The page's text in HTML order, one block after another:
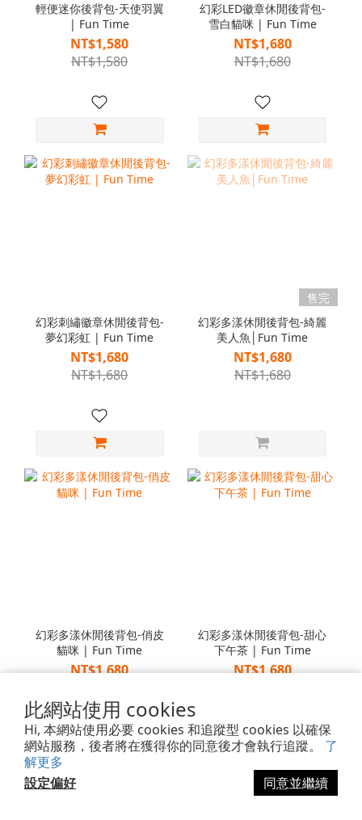
此網站使用 cookies
Hi, 本網站使用必要 cookies 和追蹤型 cookies 以確保
網站服務，後者將在獲得你的同意後才會執行追蹤。 了
解更多
設定偏好
同意並繼續
輕便迷你後背包-天使羽翼
| Fun Time
NT$1,580
NT$1,580
幻彩LED徽章休閒後背包-
雪白貓咪 | Fun Time
NT$1,680
NT$1,680
幻彩刺繡徽章休閒後背包-
夢幻彩虹 | Fun Time
NT$1,680
NT$1,680
售完
幻彩多漾休閒後背包-綺麗
美人魚│Fun Time
NT$1,680
NT$1,680
幻彩多漾休閒後背包-俏皮
貓咪 | Fun Time
NT$1,680
幻彩多漾休閒後背包-甜心
下午茶 | Fun Time
NT$1,680